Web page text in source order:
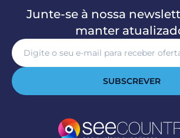
Junte-se à nossa
manter
SUBSCREVER